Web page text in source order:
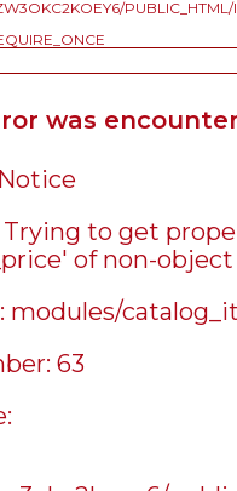
PUBLIC_HTML/
was
Trying to get
of non-object
modules/
63